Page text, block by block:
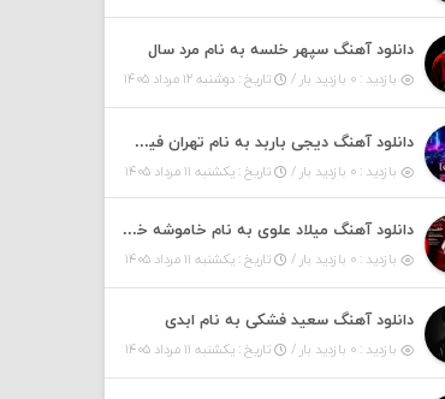
دانلود آهنگ سپهر خلسه به نام مرد سال
بازدید : ۰ بازدید بار / تاریخ : دوشنبه ۱۲ مرداد ۱۴۰۵
دانلود آهنگ دیجی باربد به نام تهران فیت ۵۵ (پادکست)
بازدید : ۰ بازدید بار / تاریخ : یکشنبه ۱۱ مرداد ۱۴۰۵
دانلود آهنگ میلاد علوی به نام خاموشه خطت
بازدید : ۰ بازدید بار / تاریخ : یکشنبه ۱۱ مرداد ۱۴۰۵
دانلود آهنگ سعید فشکی به نام ابدی
بازدید : ۰ بازدید بار / تاریخ : یکشنبه ۱۱ مرداد ۱۴۰۵